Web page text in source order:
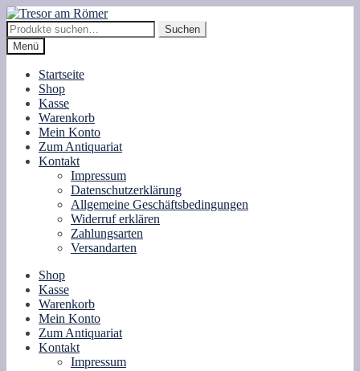
Zur
Navigation
springen
Zum
Inhalt
springen
Suche
nach:
Suchen
Menü
Startseite
Shop
Kasse
Warenkorb
Mein Konto
Zum Antiquariat
Kontakt
Impressum
Datenschutzerklärung
Allgemeine Geschäftsbedingungen
Widerruf erklären
Zahlungsarten
Versandarten
Shop
Kasse
Warenkorb
Mein Konto
Zum Antiquariat
Kontakt
Impressum